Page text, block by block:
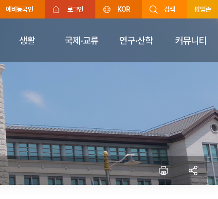
예비동국인 로그인 KOR 검색 팝업존
생활 국제·교류 연구·산학 커뮤니티